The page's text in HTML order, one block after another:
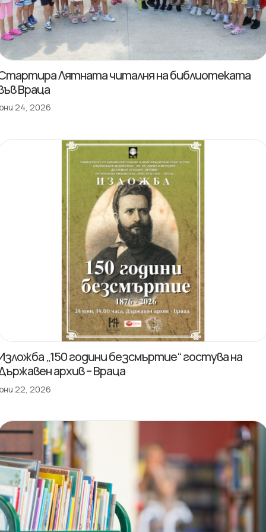
Лятната читалня на библиотеката
Враца
24, 2026
„150 години безсмъртие“ гостува на
архив – Враца
22, 2026